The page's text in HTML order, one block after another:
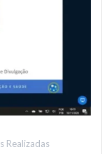
Realizadas